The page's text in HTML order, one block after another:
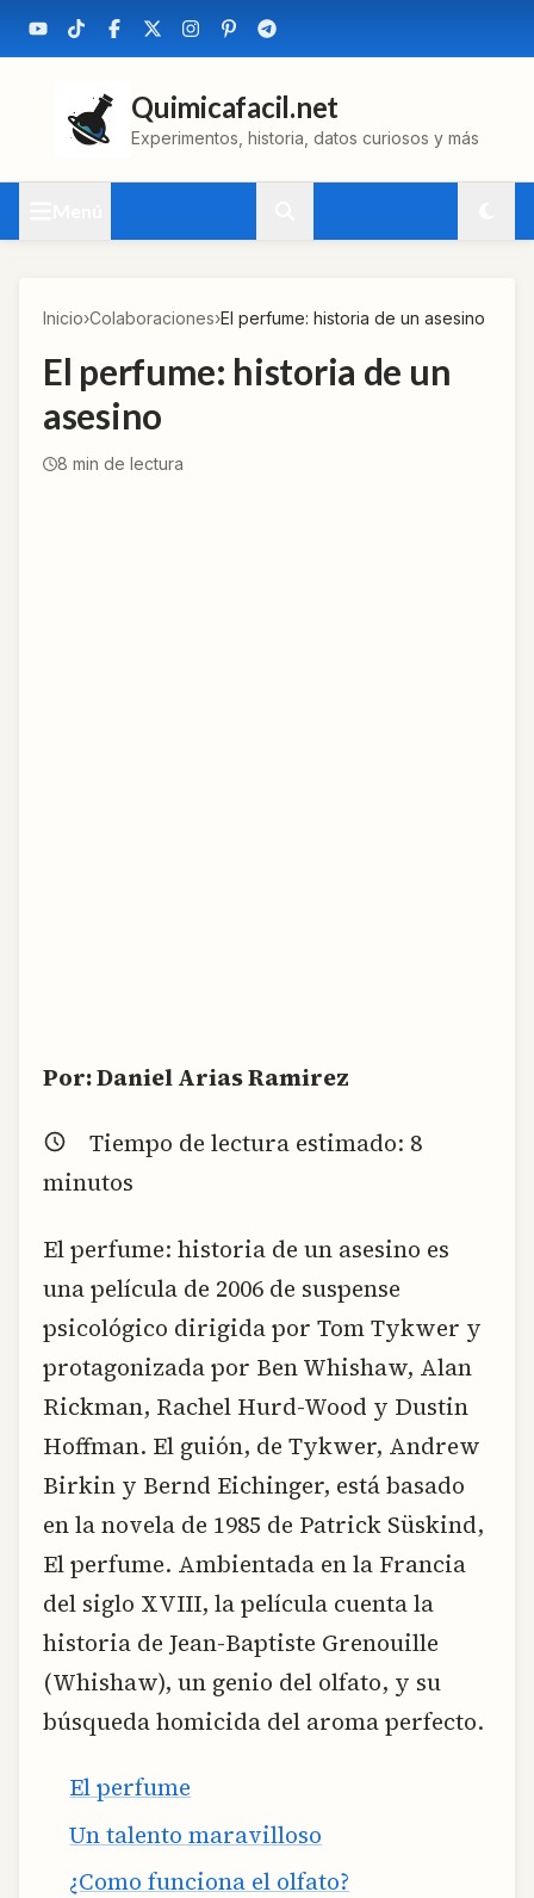
Quimicafacil.net
Experimentos, historia, datos curiosos y más
Inicio›Colaboraciones›El perfume: historia de un asesino
El perfume: historia de un
asesino
8 min de lectura
Por: Daniel Arias Ramirez
Tiempo de lectura estimado: 8
minutos
El perfume: historia de un asesino es
una película de 2006 de suspense
psicológico dirigida por Tom Tykwer y
protagonizada por Ben Whishaw, Alan
Rickman, Rachel Hurd-Wood y Dustin
Hoffman. El guión, de Tykwer, Andrew
Birkin y Bernd Eichinger, está basado
en la novela de 1985 de Patrick Süskind,
El perfume. Ambientada en la Francia
del siglo XVIII, la película cuenta la
historia de Jean-Baptiste Grenouille
(Whishaw), un genio del olfato, y su
búsqueda homicida del aroma perfecto.
El perfume
Un talento maravilloso
¿Como funciona el olfato?